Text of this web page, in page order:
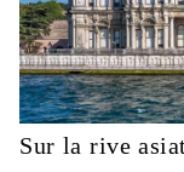
Sur la rive